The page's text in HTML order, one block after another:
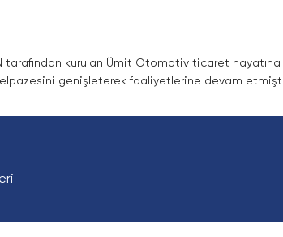
tarafından kurulan Ümit Otomotiv ticaret
genişleterek faaliyetlerine devam